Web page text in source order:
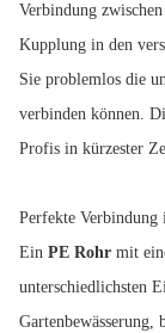
Verbindung
Kupplung in den
Sie problemlos die
verbinden können.
Profis in kürzester
Perfekte Verbindung
Ein PE Rohr mit
unterschiedlichsten